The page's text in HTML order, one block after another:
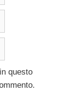
questo